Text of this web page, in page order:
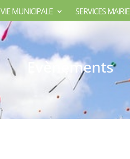
VIE MUNICIPALE SERVICES MAIRIE
Evènements